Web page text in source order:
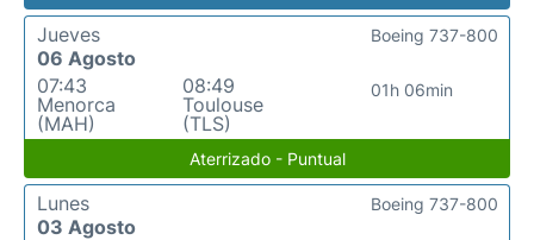
Jueves
06 Agosto
07:43
Menorca
(MAH)
08:49
Toulouse
(TLS)
01h 06min
Boeing 737-800
Aterrizado - Puntual
Lunes
03 Agosto
Boeing 737-800